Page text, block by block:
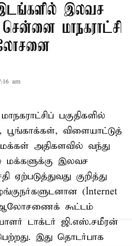
இலவச
மாநகராட்சி
am
பகுதிகளில்
விளையாட்டுத்
அதிகளவில் வந்து
மக்களுக்கு இலவச
குறித்து
(Internet
ஆலோசணைக் கூட்டம்
டாக்டர் ஜி.எஸ்.சமீரன்
இது தொடர்பாக